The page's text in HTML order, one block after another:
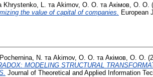
Khrystenko, L. та Akimov, O. O. та Акімов, О. О.
the value of capital of companies.
European
Pochernina, N. та Akimov, O. O. та Акімов, О. О.
MODELING STRUCTURAL
Journal of Theoretical and Applied Information